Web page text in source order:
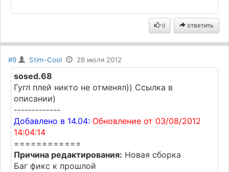
0 ответить
#9 Stim-Cool 28 июля 2012
sosed.68
Гугл плей никто не отменял)) Ссылка в
описании)
-------------
Добавлено в 14.04: Обновление от 03/08/2012
14:04:14
============
Причина редактирования: Новая сборка
Баг фикс к прошлой